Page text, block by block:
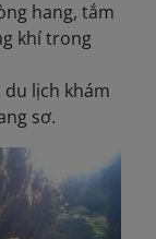
hang, tắm
khí trong
lịch khám
sơ.